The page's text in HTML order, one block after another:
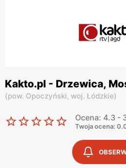
Kakto.pl - Drzewica,
(pow. Opoczyński, woj. Łódzkie)
Ocena: 4.3 -
Twoja ocena: